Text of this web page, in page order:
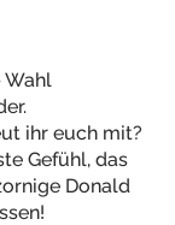
Wahl
ihr euch mit?
Gefühl, das
Donald